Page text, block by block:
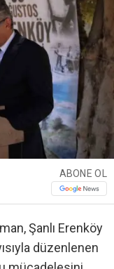
ABONE OL
Şanlı Erenköy
düzenlenen